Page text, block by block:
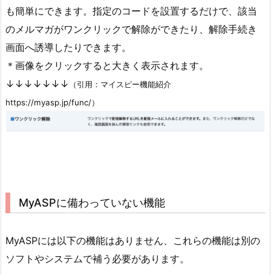
も簡単にできます。指定のコードを設置するだけで、該当
のメルマガがワンクリックで解除ができたり、解除手続き
画面へ誘導したりできます。
＊画像をクリックすると大きく表示されます。
↓↓↓↓↓↓↓
（引用：マイスピー機能紹介
https://myasp.jp/func/）
MyASPに備わっていない機能
MyASPには以下の機能はありません、これらの機能は別の
ソフトやシステムで補う必要があります。